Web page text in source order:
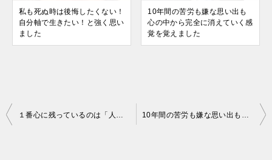
私も死ぬ時は後悔したくない！
自分軸で生きたい！と強く思い
ました
10年間の苦労も嫌な思い出も
心の中から完全に消えていく感
覚を覚えました
投
１番心に残っているのは「人間は言語化できないものは行動できない」ということ 10年間の苦労も嫌な思い出も心の中から完全に消えていく感覚を覚えました